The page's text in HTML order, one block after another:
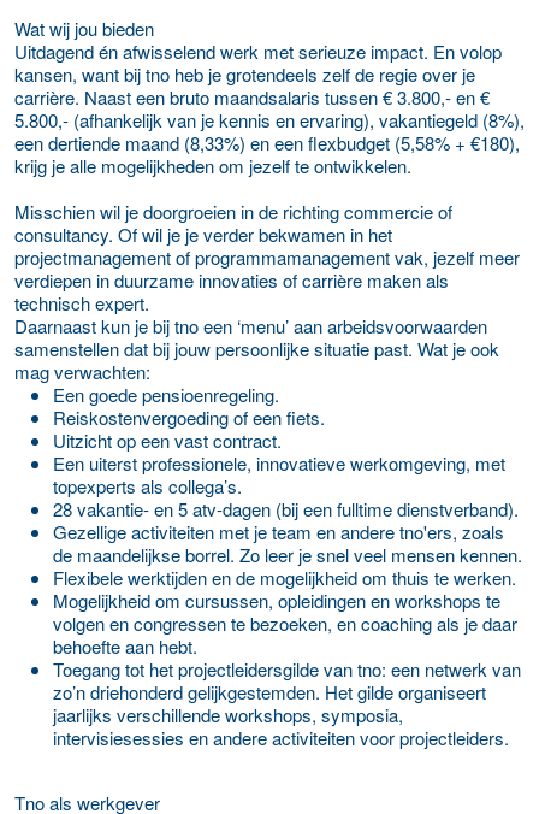
Wat wij jou bieden
Uitdagend én afwisselend werk met serieuze impact. En volop
kansen, want bij tno heb je grotendeels zelf de regie over je
carrière. Naast een bruto maandsalaris tussen € 3.800,- en €
5.800,- (afhankelijk van je kennis en ervaring), vakantiegeld (8%),
een dertiende maand (8,33%) en een flexbudget (5,58% + €180),
krijg je alle mogelijkheden om jezelf te ontwikkelen.
Misschien wil je doorgroeien in de richting commercie of
consultancy. Of wil je je verder bekwamen in het
projectmanagement of programmamanagement vak, jezelf meer
verdiepen in duurzame innovaties of carrière maken als
technisch expert.
Daarnaast kun je bij tno een ‘menu’ aan arbeidsvoorwaarden
samenstellen dat bij jouw persoonlijke situatie past. Wat je ook
mag verwachten:
Een goede pensioenregeling.
Reiskostenvergoeding of een fiets.
Uitzicht op een vast contract.
Een uiterst professionele, innovatieve werkomgeving, met
topexperts als collega’s.
28 vakantie- en 5 atv-dagen (bij een fulltime dienstverband).
Gezellige activiteiten met je team en andere tno'ers, zoals
de maandelijkse borrel. Zo leer je snel veel mensen kennen.
Flexibele werktijden en de mogelijkheid om thuis te werken.
Mogelijkheid om cursussen, opleidingen en workshops te
volgen en congressen te bezoeken, en coaching als je daar
behoefte aan hebt.
Toegang tot het projectleidersgilde van tno: een netwerk van
zo’n driehonderd gelijkgestemden. Het gilde organiseert
jaarlijks verschillende workshops, symposia,
intervisiesessies en andere activiteiten voor projectleiders.
Tno als werkgever